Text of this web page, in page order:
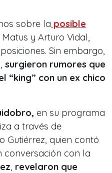
sobre la posible
y Arturo Vidal,
Sin embargo,
surgieron rumores que
“king” con un ex chico
en su programa
a través de
Gutiérrez, quien contó
conversación con la
, revelaron que